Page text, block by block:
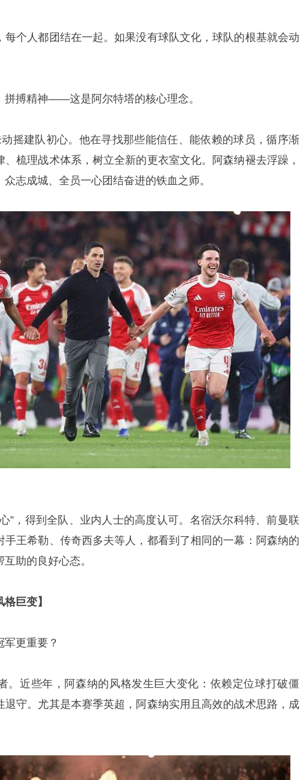
每个人都团结在一起。如果没有球队文化，球队的根基就会动
拼搏精神——这是阿尔特塔的核心理念。
摇建队初心。他在寻找那些能信任、能依赖的球员，循序渐
梳理战术体系，树立全新的更衣室文化。阿森纳褪去浮躁，
志成城、全员一心团结奋进的铁血之师。
”，得到全队、业内人士的高度认可。名宿沃尔科特、前曼联
手王希勒、传奇西多夫等人，都看到了相同的一幕：阿森纳的
助的良好心态。
巨变】
更重要？
。近些年，阿森纳的风格发生巨大变化：依赖定位球打破僵
退守。尤其是本赛季英超，阿森纳实用且高效的战术思路，成